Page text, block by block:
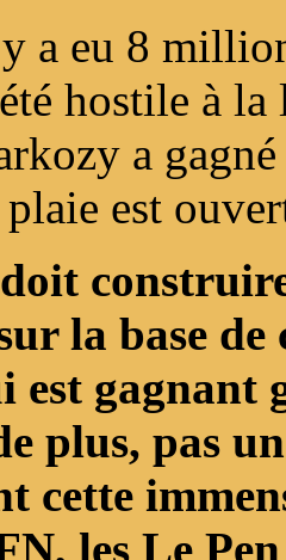
a eu 8
hostile à
a
est
la base
est
plus, pas
cette
les Le